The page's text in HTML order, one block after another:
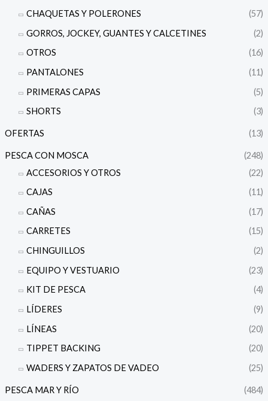
CHAQUETAS Y POLERONES
(57)
GORROS, JOCKEY, GUANTES Y CALCETINES
(2)
OTROS
(16)
PANTALONES
(11)
PRIMERAS CAPAS
(5)
SHORTS
(3)
OFERTAS (13)
PESCA CON MOSCA
(248)
ACCESORIOS Y OTROS
(22)
CAJAS
(11)
CAÑAS
(17)
CARRETES
(15)
CHINGUILLOS
(2)
EQUIPO Y VESTUARIO
(23)
KIT DE PESCA
(4)
LÍDERES
(9)
LÍNEAS
(20)
TIPPET BACKING
(20)
WADERS Y ZAPATOS DE VADEO
(25)
PESCA MAR Y RÍO
(484)